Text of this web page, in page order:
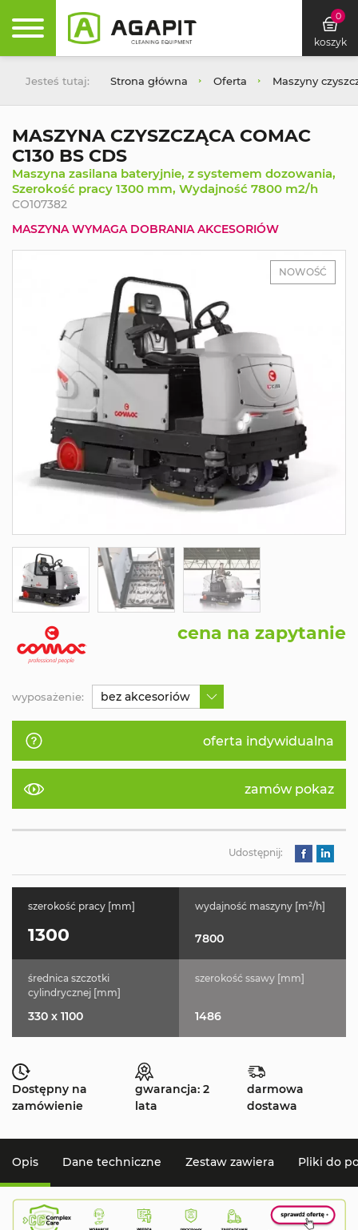
0
koszyk
Jesteś tutaj: Strona główna Oferta Maszyny
MASZYNA CZYSZCZĄCA COMAC
C130 BS CDS
Maszyna zasilana bateryjnie, z systemem dozowania,
Szerokość pracy 1300 mm, Wydajność 7800 m2/h
CO107382
MASZYNA WYMAGA DOBRANIA AKCESORIÓW
NOWOŚĆ
cena na zapytanie
oferta indywidualna
zamów pokaz
wyposażenie: bez akcesoriów
Udostępnij:
szerokość pracy [mm]
1300
wydajność maszyny [m²/h]
7800
średnica szczotki
cylindrycznej [mm]
330 x 1100
szerokość ssawy [mm]
1486
Dostępny na
zamówienie
gwarancja: 2
lata
darmowa
dostawa
Opis Dane techniczne Zestaw zawiera Pliki do